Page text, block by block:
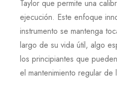
Taylor que permite una
ejecución. Este enfoque
instrumento se mantenga
largo de su vida útil, algo
los principiantes que
el mantenimiento regular de